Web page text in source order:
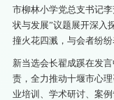
市柳林小学党总支书记
状与发展”议题展开深入
撞火花四溅，与会者纷纷
新当选会长翟成蹊在发
责，全力推动十堰市心
业培训、学术研讨、案